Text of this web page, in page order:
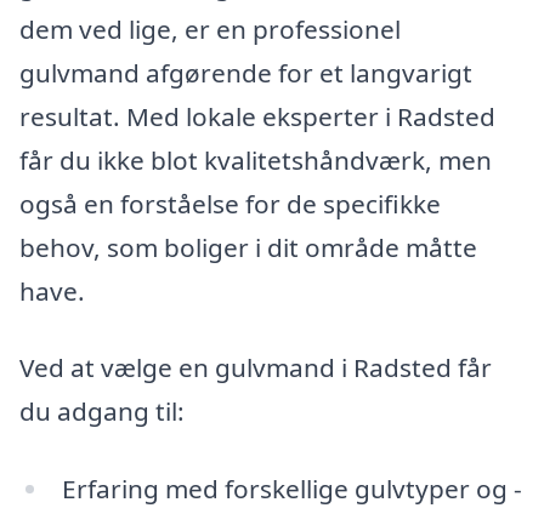
dem ved lige, er en professionel
gulvmand afgørende for et langvarigt
resultat. Med lokale eksperter i Radsted
får du ikke blot kvalitetshåndværk, men
også en forståelse for de specifikke
behov, som boliger i dit område måtte
have.
Ved at vælge en gulvmand i Radsted får
du adgang til:
Erfaring med forskellige gulvtyper og -